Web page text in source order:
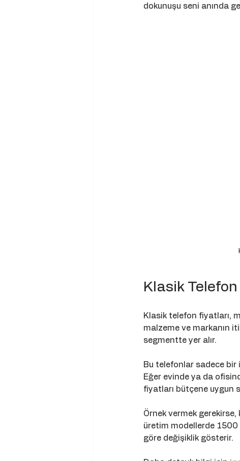
dokunuşu seni anında
Klasik
Klasik telefon fiyatları,
malzeme ve markanın
segmentte yer alır.
Bu telefonlar sadece bir
Eğer evinde ya da
fiyatları bütçene uygun
Örnek vermek gerekirse,
üretim modellerde 1500
göre değişiklik gösterir.